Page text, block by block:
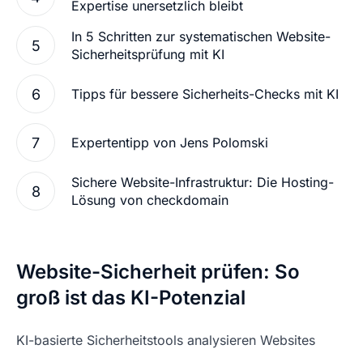
Expertise unersetzlich bleibt
In 5 Schritten zur systematischen Website-
Sicherheitsprüfung mit KI
Tipps für bessere Sicherheits-Checks mit KI
Expertentipp von Jens Polomski
Sichere Website-Infrastruktur: Die Hosting-
Lösung von checkdomain
Website-Sicherheit prüfen: So
groß ist das KI-Potenzial
KI-basierte Sicherheitstools analysieren Websites